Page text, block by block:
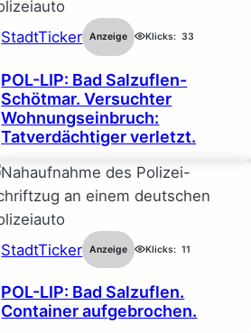
StadtTicker Anzeige Klicks: 33
POL-LIP: Bad Salzuflen-
Schötmar. Versuchter
Wohnungseinbruch:
Tatverdächtiger verletzt.
StadtTicker Anzeige Klicks: 11
POL-LIP: Bad Salzuflen.
Container aufgebrochen.